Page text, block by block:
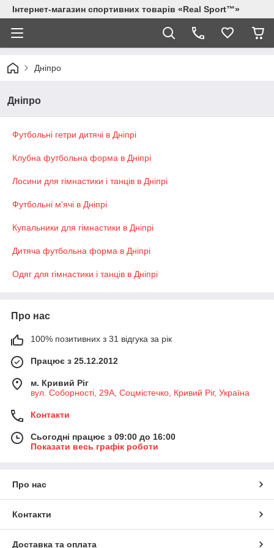
Інтернет-магазин спортивних товарів «Real Sport™»
Днiпро
Днiпро
Футбольні гетри дитячі в Дніпрі
Клубна футбольна форма в Дніпрі
Лосини для гімнастики і танців в Дніпрі
Футбольні м'ячі в Дніпрі
Купальники для гімнастики в Дніпрі
Дитяча футбольна форма в Дніпрі
Одяг для гімнастики і танців в Дніпрі
Про нас
100% позитивних з 31 відгука за рік
Працює з 25.12.2012
м. Кривий Ріг
вул. Соборності, 29А, Соцмістечко, Кривий Ріг, Україна
Контакти
Сьогодні працює з 09:00 до 16:00
Показати весь графік роботи
Про нас
Контакти
Доставка та оплата